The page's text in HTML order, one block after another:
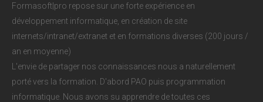
Formasoft|pro repose sur une forte expérience en
développement informatique, en création de site
internets/intranet/extranet et en formations diverses (200 jours /
an en moyenne)
L'envie de partager nos connaissances nous a naturellement
porté vers la formation. D'abord PAO puis programmation
informatique. Nous avons su apprendre de toutes ces